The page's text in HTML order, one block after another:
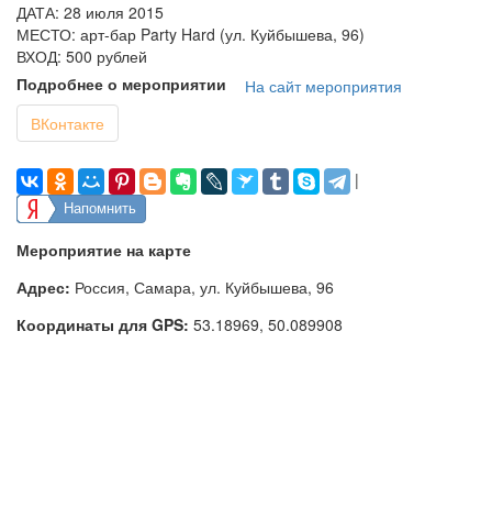
ДАТА: 28 июля 2015
МЕСТО: арт-бар Party Hard (ул. Куйбышева, 96)
ВХОД: 500 рублей
Подробнее о мероприятии
На сайт мероприятия
ВКонтакте
|
Напомнить
Мероприятие на карте
Адрес: Россия, Самара, ул. Куйбышева, 96
Координаты для GPS: 53.18969, 50.089908